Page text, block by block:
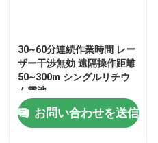
UVファイバーレーザー
超高速ファイバーレーザー
レーザー障害物除去装置
30~60分連続作業時間 レー
ザー干渉無効 遠隔操作距離
50~300m シングルリチウ
ム電池
お問い合わせを送信